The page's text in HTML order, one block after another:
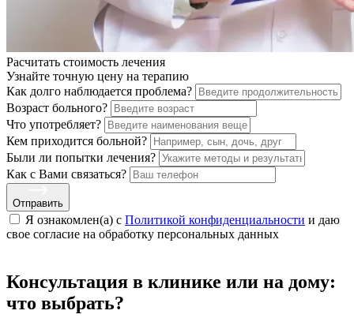
Расчитать стоимость лечения
Узнайте точную цену на терапию
Как долго наблюдается проблема?
Возраст больного?
Что употребляет?
Кем приходится больной?
Были ли попытки лечения?
Как с Вами связаться?
Отправить
Я ознакомлен(а) с Политикой конфиденциальности и даю
свое cогласие на обработку персональных данных
Консультация в клинике или на дому:
что выбрать?